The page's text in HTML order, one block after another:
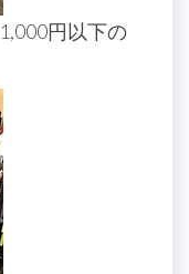
1,000円以下の